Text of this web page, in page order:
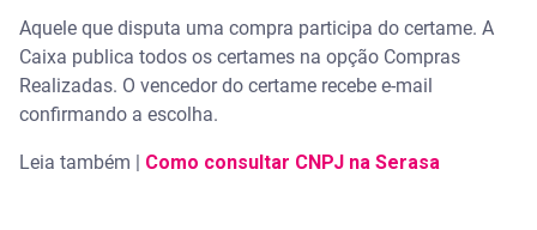
Aquele que disputa uma compra participa do certame. A
Caixa publica todos os certames na opção Compras
Realizadas. O vencedor do certame recebe e-mail
confirmando a escolha.
Leia também | Como consultar CNPJ na Serasa